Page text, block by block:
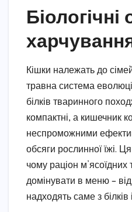
Кішки належать до
травна система
білків тваринного
компактні, а кишечник
неспроможними
обсяги рослинної їжі.
чому раціон
домінувати в меню –
надходять саме з білків